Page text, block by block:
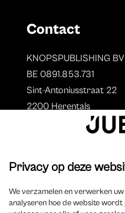
Contact
KNOPSPUBLISHING BV
BE 0891.853.731
Sint-Antoniusstraat 22
2200 Herentals
Auteurs
Overzicht auteurs